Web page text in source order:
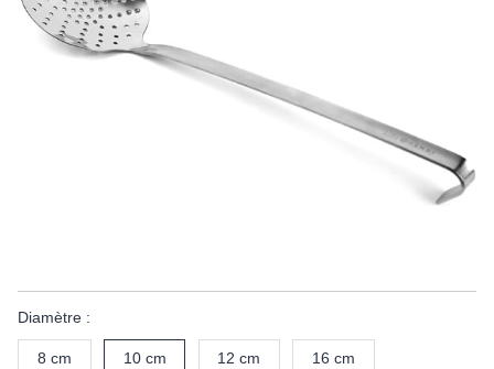
Diamètre :
8 cm 10 cm 12 cm 16 cm